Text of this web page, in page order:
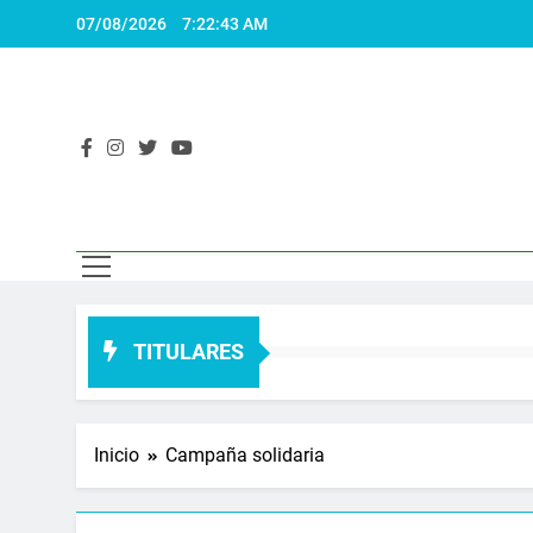
07/08/2026 7:22:44 AM
El
TITULARES
Inicio Campaña solidaria